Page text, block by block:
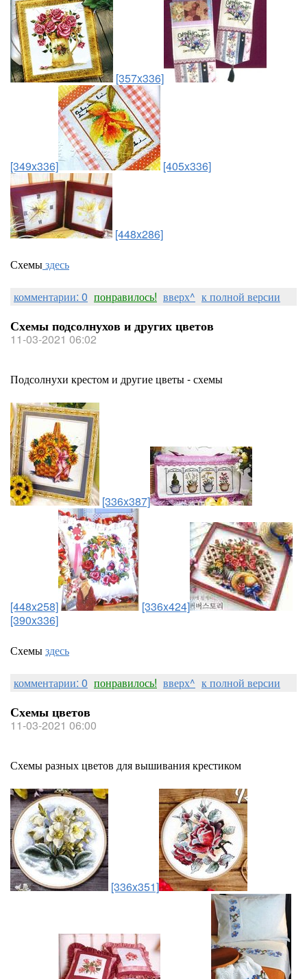
[357x336]
[349x336] [405x336]
[448x286]
Схемыздесь
комментарии: 0 понравилось! вверх^ к полной версии
Схемы подсолнухов и других цветов
11-03-2021 06:02
Подсолнухи крестом и другие цветы - схемы
[336x387]
[448x258]
[336x424]
[390x336]
Схемыздесь
комментарии: 0 понравилось! вверх^ к полной версии
Схемы цветов
11-03-2021 06:00
Схемы разных цветов для вышивания крестиком
[336x351]